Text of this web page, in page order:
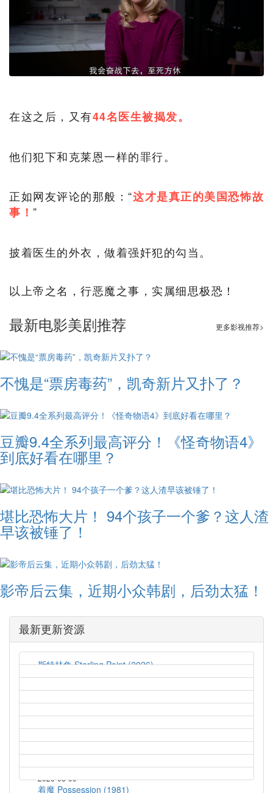
在这之后，又有44名医生被揭发。
他们犯下和克莱恩一样的罪行。
正如网友评论的那般：“这才是真正的美国恐怖故
事！ ”
披着医生的外衣，做着强奸犯的勾当。
以上帝之名，行恶魔之事，实属细思极恐！
最新电影美剧推荐 更多影视推荐>
不愧是“票房毒药”，凯奇新片又扑了？
豆瓣9.4全系列最高评分！《怪奇物语4》
到底好看在哪里？
堪比恐怖大片！ ​94个孩子一个爹？这人渣
早该被锤了！
影帝后云集，近期小众韩剧，后劲太猛！
最新更新资源
斯特林角 Sterling Point (2026)
2026-08-09
鬼玩人6：炼狱 Evil Dead Burn (2026)
2026-08-09
蝙蝠侠：披风战士 第二季 Batman: Caped Crusader
Season 2 (2026)
2026-08-09
着魔 Possession (1981)